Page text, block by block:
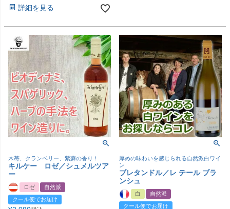
詳細を見る
木苺、クランベリー、紫蘇の香り！
キルケー ロゼ／シュメルツア
ー
ロゼ
自然派
クール便でお届け
厚めの味わいを感じられる自然派白ワイ
ン
ブレタンドル／レ テール ブラ
ンシュ
白
自然派
クール便でお届け